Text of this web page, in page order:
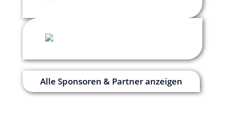
Alle Sponsoren & Partner anzeigen